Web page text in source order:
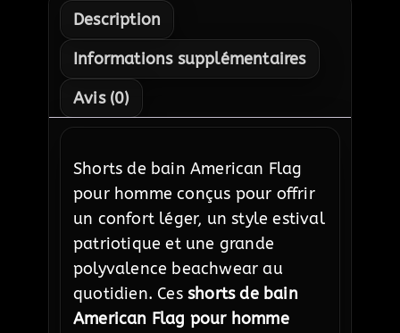
Description
Informations supplémentaires
Avis (0)
Shorts de bain American Flag
pour homme conçus pour offrir
un confort léger, un style estival
patriotique et une grande
polyvalence beachwear au
quotidien. Ces shorts de bain
American Flag pour homme